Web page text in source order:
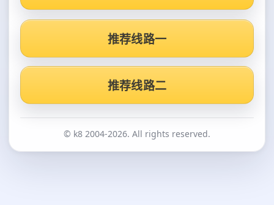
推荐线路一
推荐线路二
© k8 2004-2026. All rights reserved.